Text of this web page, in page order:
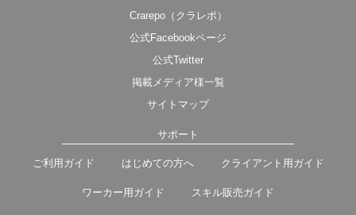
Crarepo（クラレポ）
公式Facebookページ
公式Twitter
掲載メディア様一覧
サイトマップ
サポート
ご利用ガイド はじめての方へ クライアント用ガイド
ワーカー用ガイド スキル販売ガイド